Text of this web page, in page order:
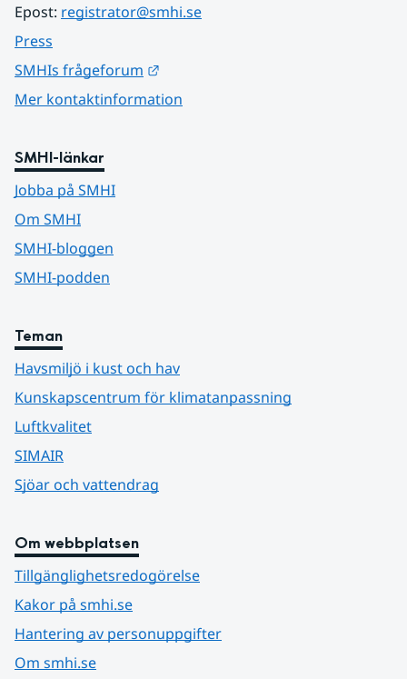
Epost: registrator@smhi.se
Press
SMHIs frågeforum
Mer kontaktinformation
SMHI-länkar
Jobba på SMHI
Om SMHI
SMHI-bloggen
SMHI-podden
Teman
Havsmiljö i kust och hav
Kunskapscentrum för klimatanpassning
Luftkvalitet
SIMAIR
Sjöar och vattendrag
Om webbplatsen
Tillgänglighetsredogörelse
Kakor på smhi.se
Hantering av personuppgifter
Om smhi.se